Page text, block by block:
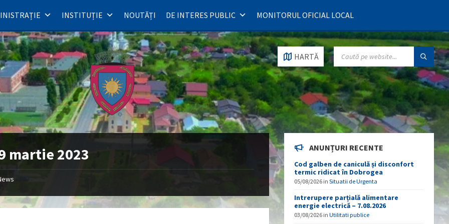
INSTITUȚIE NOUTĂȚI DE INTERES PUBLIC MONITORUL OFICIAL LOCAL
HARTĂ
SEARCH:
martie 2023 ANUNȚURI RECENTE
Cod galben de caniculă și disconfort
termic ridicat în Dobrogea
05/08/2026 inSituatii de Urgenta
Intrerupere parțială alimentare
energie electrică – 7.08.2026
03/08/2026 inUtilitati publice